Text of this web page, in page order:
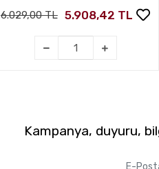
6.029,00 TL 5.908,42 TL
Kampanya, duyuru,